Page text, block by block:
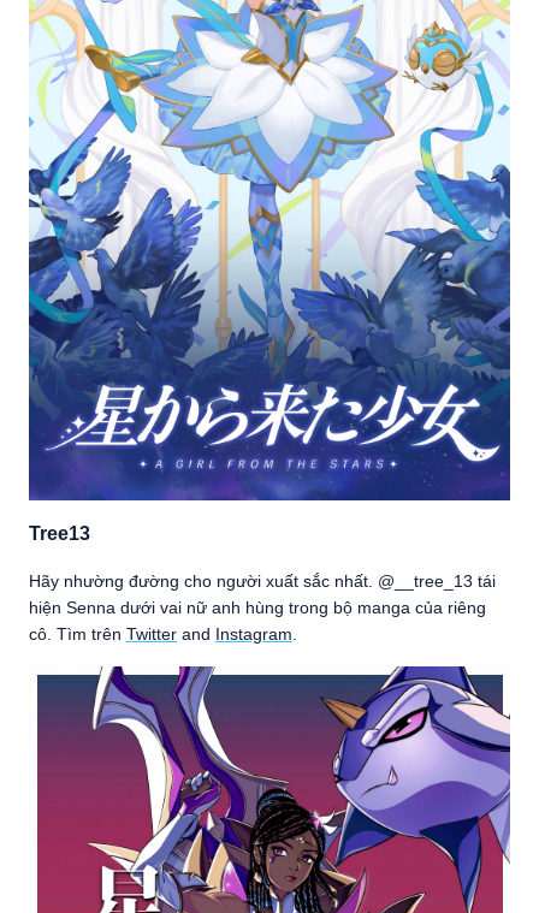
Tree13
Hãy nhường đường cho người xuất sắc nhất. @__tree_13 tái
hiện Senna dưới vai nữ anh hùng trong bộ manga của riêng
cô. Tìm trên Twitter and Instagram.